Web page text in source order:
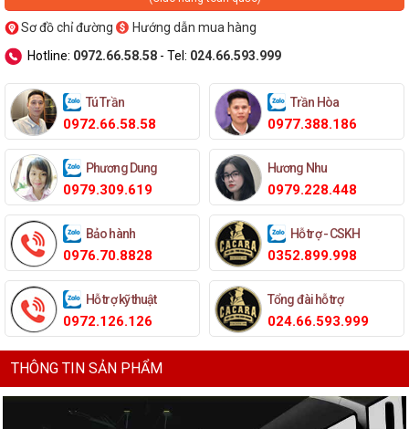
Sơ đồ chỉ đường
Hướng dẫn mua hàng
Hotline: 0972.66.58.58 - Tel: 024.66.593.999
Tú Trần
0972.66.58.58
Trần Hòa
0977.388.186
Phương Dung
0979.309.619
Hương Nhu
0979.228.448
Bảo hành
0976.70.8828
Hỗ trợ - CSKH
0352.899.998
Hỗ trợ kỹ thuật
0972.126.126
Tổng đài hỗ trợ
024.66.593.999
THÔNG TIN SẢN PHẨM